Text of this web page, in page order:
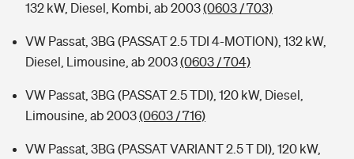
132 kW, Diesel, Kombi, ab 2003(0603 / 703)
VW Passat, 3BG (PASSAT 2.5 TDI 4-MOTION), 132 kW,
Diesel, Limousine, ab 2003(0603 / 704)
VW Passat, 3BG (PASSAT 2.5 TDI), 120 kW, Diesel,
Limousine, ab 2003(0603 / 716)
VW Passat, 3BG (PASSAT VARIANT 2.5 T DI), 120 kW,